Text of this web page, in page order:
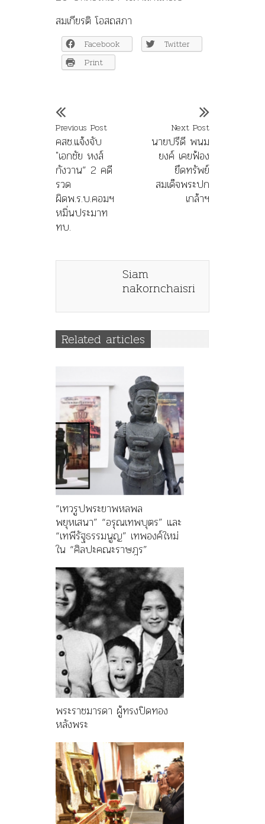
สมเกียรติ โอสถสภา
Facebook
Twitter
Print
Previous Post
คสช.แจ้งจับ
"เอกชัย หงส์
กังวาน” 2 คดี
รวด
ผิดพ.ร.บ.คอมฯ
หมิ่นประมาท
ทบ.
Next Post
นายปรีดี พนม
ยงค์ เคยฟ้อง
ยึดทรัพย์
สมเด็จพระปก
เกล้าฯ
Siam
nakornchaisri
Related articles
“เทวรูปพระยาพหลพล
พยุหเสนา” “อรุณเทพบุตร” และ
“เทพีรัฐธรรมนูญ” เทพองค์ใหม่
ใน “ศิลปะคณะราษฎร”
พระราชมารดา ผู้ทรงปิดทอง
หลังพระ